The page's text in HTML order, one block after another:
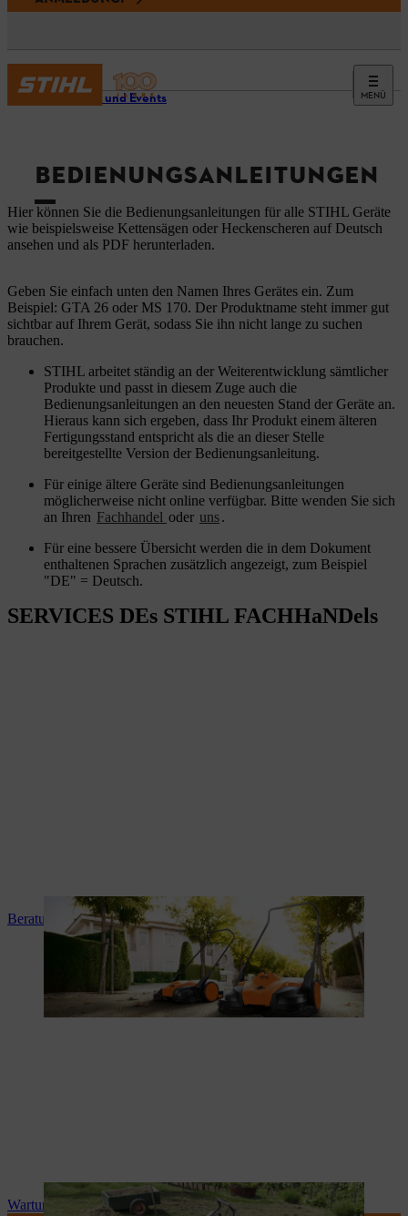
MENÜ
Service und Events
BEDIENUNGSANLEITUNGEN
Hier können Sie die Bedienungsanleitungen für alle STIHL Geräte
wie beispielsweise Kettensägen oder Heckenscheren auf Deutsch
ansehen und als PDF herunterladen.
Geben Sie einfach unten den Namen Ihres Gerätes ein. Zum
Beispiel: GTA 26 oder MS 170. Der Produktname steht immer gut
sichtbar auf Ihrem Gerät, sodass Sie ihn nicht lange zu suchen
brauchen.
STIHL arbeitet ständig an der Weiterentwicklung sämtlicher
Produkte und passt in diesem Zuge auch die
Bedienungsanleitungen an den neuesten Stand der Geräte an.
Hieraus kann sich ergeben, dass Ihr Produkt einem älteren
Fertigungsstand entspricht als die an dieser Stelle
bereitgestellte Version der Bedienungsanleitung.
Für einige ältere Geräte sind Bedienungsanleitungen
möglicherweise nicht online verfügbar. Bitte wenden Sie sich
an Ihren Fachhandel oder uns.
Für eine bessere Übersicht werden die in dem Dokument
enthaltenen Sprachen zusätzlich angezeigt, zum Beispiel
"DE" = Deutsch.
SERVICES DEs STIHL FACHHaNDels
Beratung und Produkteinweisung
Wartung und Reparatur